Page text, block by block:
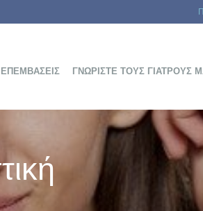
ΕΠΕΜΒΆΣΕΙΣ ΓΝΩΡΊΣΤΕ ΤΟΥΣ ΓΙΑΤΡΟΎΣ